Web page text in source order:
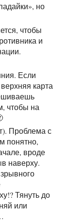
но
чтобы
и
Если
карта
чтобы на
Проблема с
понятно,
вроде
наверху.
Тянуть до
или